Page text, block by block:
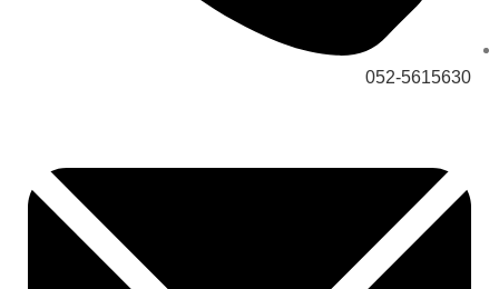
052-5615630